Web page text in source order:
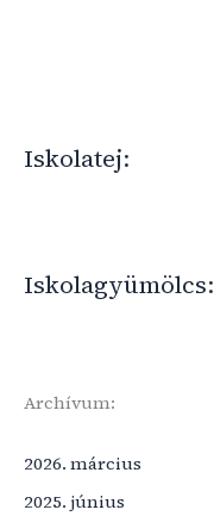
Iskolatej:
Iskolagyümölcs:
Archívum:
2026. március
2025. június